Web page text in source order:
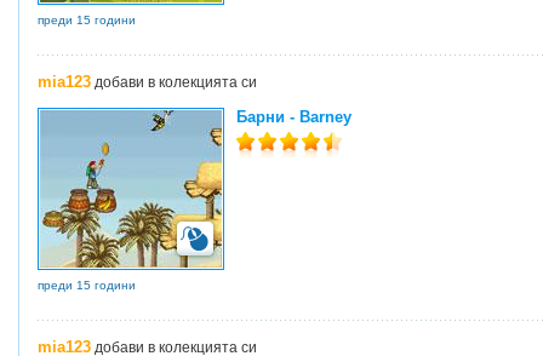
преди 15 години
mia123 добави в колекцията си
Барни - Barney
преди 15 години
mia123 добави в колекцията си